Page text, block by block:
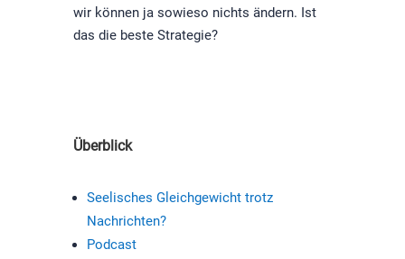
wir können ja sowieso nichts ändern. Ist
das die beste Strategie?
Überblick
Seelisches Gleichgewicht trotz
Nachrichten?
Podcast